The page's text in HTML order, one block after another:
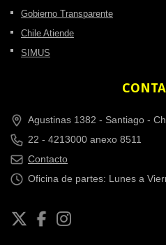
Gobierno Transparente
Chile Atiende
SIMUS
Agustinas 1382 - Santiago -
22 - 4213000 anexo 8511
Contacto
Oficina de partes: Lunes a